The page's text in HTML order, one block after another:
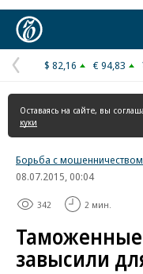
Предыдущая
страница
$ 82,16 € 94,83
Оставаясь на сайте, вы
куки
Борьба с
08.07.2015, 00:04
342 2 мин.
завысили